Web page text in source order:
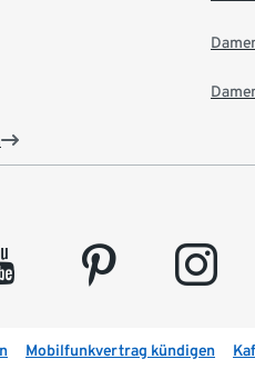
pinterest instagram
Mobilfunkvertrag kündigen